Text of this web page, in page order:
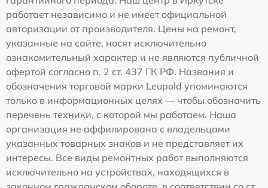
работает независимо и не имеет официальной
авторизации от производителя. Цены на ремонт,
указанные на сайте, носят исключительно
ознакомительный характер и не являются публичной
офертой согласно п. 2 ст. 437 ГК РФ. Названия и
обозначения торговой марки Leupold упоминаются
только в информационных целях — чтобы обозначить
перечень техники, с которой мы работаем. Наша
организация не аффилирована с владельцами
указанных товарных знаков и не представляет их
интересы. Все виды ремонтных работ выполняются
исключительно на устройствах, находящихся в